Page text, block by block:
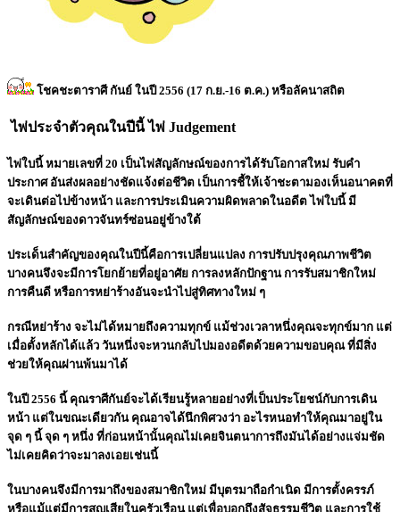
โชคชะตาราศี กันย์ ในปี 2556 (17 ก.ย.-16 ต.ค.) หรือลัคนาสถิต
ไพ่ประจำตัวคุณในปีนี้ ไพ่ Judgement
ไพ่ใบนี้ หมายเลขที่ 20 เป็นไพ่สัญลักษณ์ของการได้รับโอกาสใหม่ รับคำ
ประกาศ อันส่งผลอย่างชัดแจ้งต่อชีวิต เป็นการชี้ให้เจ้าชะตามองเห็นอนาคตที่
จะเดินต่อไปข้างหน้า และการประเมินความผิดพลาดในอดีต ไพ่ใบนี้ มี
สัญลักษณ์ของดาวจันทร์ซ่อนอยู่ข้างใต้
ประเด็นสำคัญของคุณในปีนี้คือการเปลี่ยนแปลง การปรับปรุงคุณภาพชีวิต
บางคนจึงจะมีการโยกย้ายที่อยู่อาศัย การลงหลักปักฐาน การรับสมาชิกใหม่
การคืนดี หรือการหย่าร้างอันจะนำไปสู่ทิศทางใหม่ ๆ
กรณีหย่าร้าง จะไม่ได้หมายถึงความทุกข์ แม้ช่วงเวลาหนึ่งคุณจะทุกข์มาก แต่
เมื่อตั้งหลักได้แล้ว วันหนึ่งจะหวนกลับไปมองอดีตด้วยความขอบคุณ ที่มีสิ่ง
ช่วยให้คุณผ่านพ้นมาได้
ในปี 2556 นี้ คุณราศีกันย์จะได้เรียนรู้หลายอย่างที่เป็นประโยชน์กับการเดิน
หน้า แต่ในขณะเดียวกัน คุณอาจได้นึกพิศวงว่า อะไรหนอทำให้คุณมาอยู่ใน
จุด ๆ นี้ จุด ๆ หนึ่ง ที่ก่อนหน้านั้นคุณไม่เคยจินตนาการถึงมันได้อย่างแจ่มชัด
ไม่เคยคิดว่าจะมาลงเอยเช่นนี้
ในบางคนจึงมีการมาถึงของสมาชิกใหม่ มีบุตรมาถือกำเนิด มีการตั้งครรภ์
หรือแม้แต่มีการสูญเสียในครัวเรือน แต่เพื่อบอกถึงสัจธรรมชีวิต และการใช้